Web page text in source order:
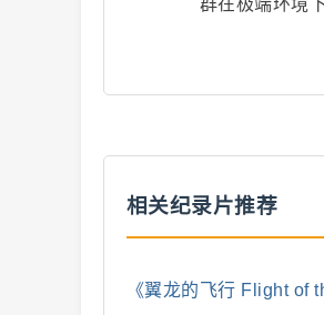
群在极端环境
相关纪录片推荐
《翼龙的飞行 Flight of